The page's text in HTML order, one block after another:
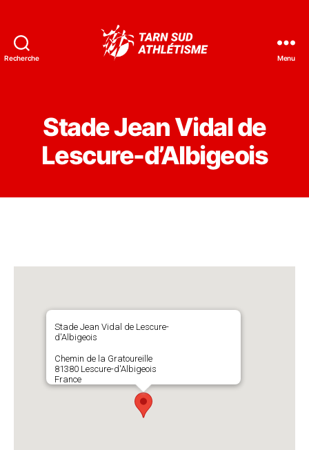
Recherche Menu
Stade Jean Vidal de
Lescure-d’Albigeois
Stade Jean Vidal de Lescure-
d'Albigeois
Chemin de la Gratoureille
81380 Lescure-d'Albigeois
France